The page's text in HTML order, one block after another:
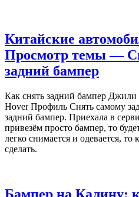
Китайские
Просмотр темы —
задний бампер
Как снять задний бампер
Hover Профиль Снять самому
задний бампер. Приехала в
привезём просто бампер, то
легко снимается и одевается,
сделать.